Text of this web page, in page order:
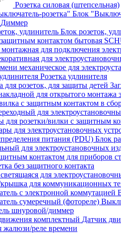
Розетка силовая (штепсельная)
Блок
Диммер
Блок розеток,
Розетка удлинителя
для
для розетки/вилки с защитным
Блок
для электроустановочных
контактом для приборов
без защитного контакта
шнуровой/диммер
Датчик
жалюзи/реле времени